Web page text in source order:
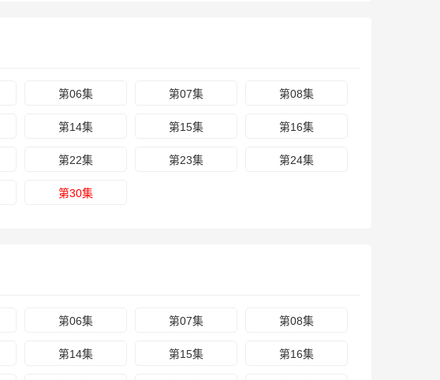
第06集 第07集 第08集
第14集 第15集 第16集
第22集 第23集 第24集
第30集
第06集 第07集 第08集
第14集 第15集 第16集